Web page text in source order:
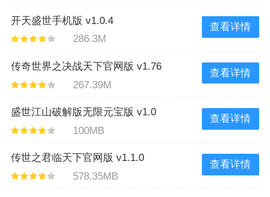
开天盛世手机版 v1.0.4
286.3M
查看详情
传奇世界之决战天下官网版 v1.76
267.39M
查看详情
盛世江山破解版无限元宝版 v1.0
100MB
查看详情
传世之君临天下官网版 v1.1.0
578.35MB
查看详情